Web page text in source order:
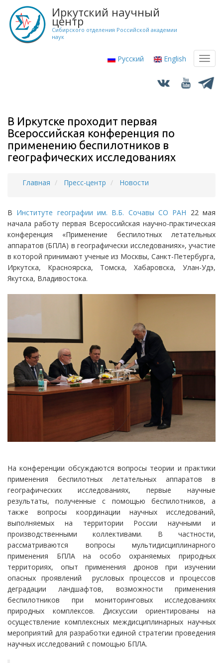
Перейти
основному
содержанию
Иркутский научный
центр
Сибирского отделения Российской академии
наук
Русский English
В Иркутске проходит первая
Всероссийская конференция по
применению беспилотников в
географических исследованиях
Главная Пресс-центр Новости
В Институте географии им. В.Б. Сочавы СО РАН 22 мая
начала работу первая Всероссийская научно-практическая
конференция «Применение беспилотных летательных
аппаратов (БПЛА) в географически исследованиях», участие
в которой принимают ученые из Москвы, Санкт-Петербурга,
Иркутска, Красноярска, Томска, Хабаровска, Улан-Удэ,
Якутска, Владивостока.
На конференции обсуждаются вопросы теории и практики
применения беспилотных летательных аппаратов в
географических исследованиях, первые научные
результаты, полученные с помощью беспилотников, а
также вопросы координации научных исследований,
выполняемых на территории России научными и
производственными коллективами. В частности,
рассматриваются вопросы мультидисциплинарного
применения БПЛА на особо охраняемых природных
территориях, опыт применения дронов при изучении
опасных проявлений русловых процессов и процессов
деградации ландшафтов, возможности применения
беспилотников при мониторинговых исследованиях
природных комплексов. Дискуссии ориентированы на
осуществление комплексных междисциплинарных научных
мероприятий для разработки единой стратегии проведения
научных исследований с помощью БПЛА.